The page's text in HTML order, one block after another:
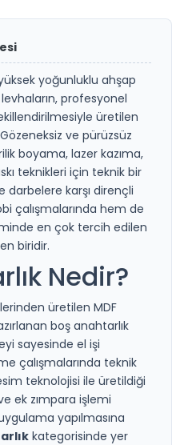
yoğunluklu ahşap
profesyonel
üretilen
ve pürüzsüz
boyama, lazer kazıma,
teknikleri için teknik bir
darbelere karşı dirençli
çalışmalarında hem de
en çok tercih edilen
biridir.
Nedir?
üretilen MDF
boş anahtarlık
sayesinde el işi
çalışmalarında teknik
teknolojisi ile üretildiği
ek zımpara işlemi
yapılmasına
kategorisinde yer